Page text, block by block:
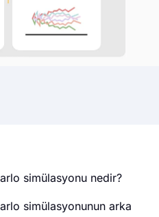
simülasyonu nedir?
simülasyonunun arka